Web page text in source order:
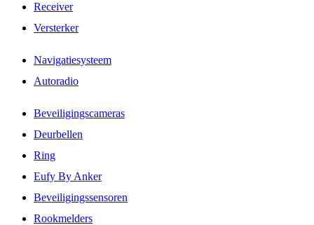
Receiver
Versterker
Navigatiesysteem
Autoradio
Beveiligingscameras
Deurbellen
Ring
Eufy By Anker
Beveiligingssensoren
Rookmelders